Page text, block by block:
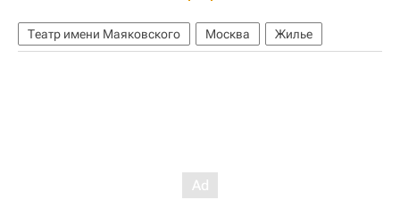
Театр имени Маяковского Москва Жилье